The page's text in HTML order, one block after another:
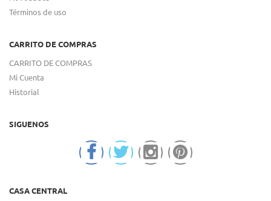
Términos de uso
CARRITO DE COMPRAS
CARRITO DE COMPRAS
Mi Cuenta
Historial
SIGUENOS
CASA CENTRAL